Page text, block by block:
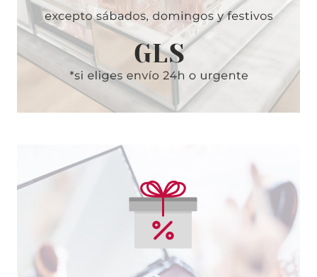
ANNE MOLLER
ANNE MOLLER STIMULAGE
CREMA ILUMINADORA
REAFIRMANTE SPF15 50 ML
Pvr 44.50€
-39%
desde
26.95€